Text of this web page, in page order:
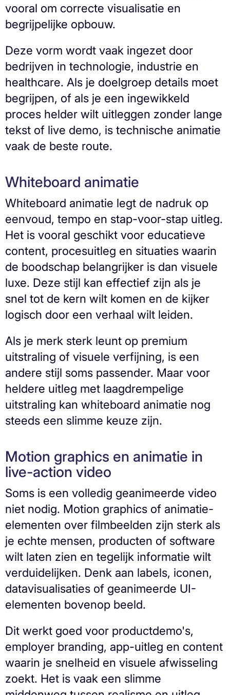
vooral om correcte visualisatie en
begrijpelijke opbouw.
Deze vorm wordt vaak ingezet door
bedrijven in technologie, industrie en
healthcare. Als je doelgroep details moet
begrijpen, of als je een ingewikkeld
proces helder wilt uitleggen zonder lange
tekst of live demo, is technische animatie
vaak de beste route.
Whiteboard animatie
Whiteboard animatie legt de nadruk op
eenvoud, tempo en stap-voor-stap uitleg.
Het is vooral geschikt voor educatieve
content, procesuitleg en situaties waarin
de boodschap belangrijker is dan visuele
luxe. Deze stijl kan effectief zijn als je
snel tot de kern wilt komen en de kijker
logisch door een verhaal wilt leiden.
Als je merk sterk leunt op premium
uitstraling of visuele verfijning, is een
andere stijl soms passender. Maar voor
heldere uitleg met laagdrempelige
uitstraling kan whiteboard animatie nog
steeds een slimme keuze zijn.
Motion graphics en animatie in
live-action video
Soms is een volledig geanimeerde video
niet nodig. Motion graphics of animatie-
elementen over filmbeelden zijn sterk als
je echte mensen, producten of software
wilt laten zien en tegelijk informatie wilt
verduidelijken. Denk aan labels, iconen,
datavisualisaties of geanimeerde UI-
elementen bovenop beeld.
Dit werkt goed voor productdemo's,
employer branding, app-uitleg en content
waarin je snelheid en visuele afwisseling
zoekt. Het is vaak een slimme